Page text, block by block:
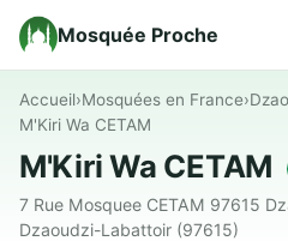
Mosquée Proche
Accueil›Mosquées en France›
M'Kiri Wa CETAM
M'Kiri Wa CETAM
7 Rue Mosquee CETAM 97615
Dzaoudzi-Labattoir (97615)